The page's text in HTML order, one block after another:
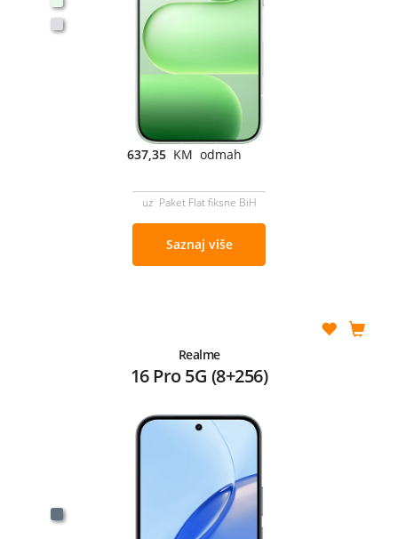
637,35 KM odmah
uz Paket Flat fiksne BiH
Saznaj više
Realme
16 Pro 5G (8+256)